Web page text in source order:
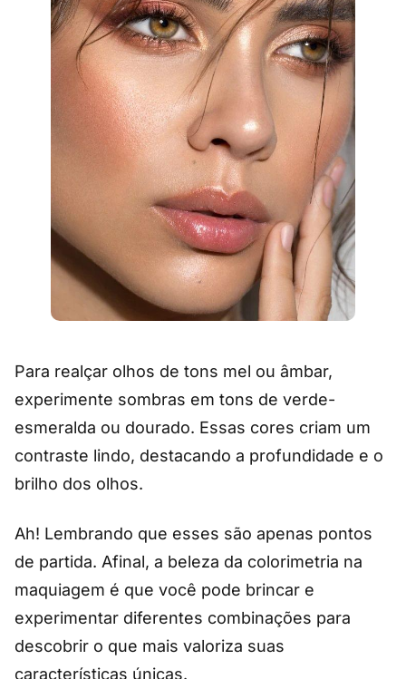
Para realçar olhos de tons mel ou âmbar,
experimente sombras em tons de verde-
esmeralda ou dourado. Essas cores criam um
contraste lindo, destacando a profundidade e o
brilho dos olhos.
Ah! Lembrando que esses são apenas pontos
de partida. Afinal, a beleza da colorimetria na
maquiagem é que você pode brincar e
experimentar diferentes combinações para
descobrir o que mais valoriza suas
características únicas.